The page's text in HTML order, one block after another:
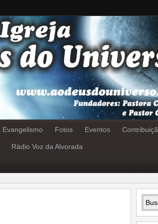
Evangelismo Fotos Eventos
Rádio Voz da Alvorada